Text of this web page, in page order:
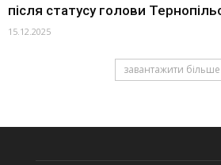
після статусу голови
15.12.2025
завантажити більше